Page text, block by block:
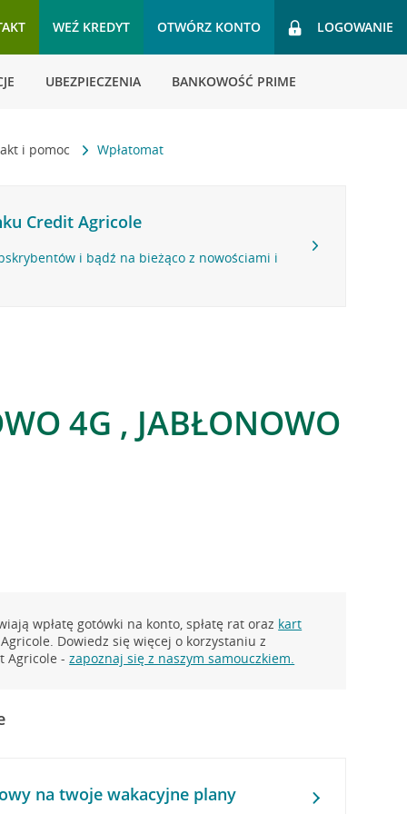
WEŹ KREDYT OTWÓRZ KONTO LOGOWANIE
UBEZPIECZENIA BANKOWOŚĆ PRIME
i pomoc Wpłatomat
Credit Agricole
i bądź na bieżąco z nowościami i
4G , JABŁONOWO
wpłatę gotówki na konto, spłatę rat oraz kart
Dowiedz się więcej o korzystaniu z
Agricole -zapoznaj się z naszym samouczkiem.
na twoje wakacyjne plany